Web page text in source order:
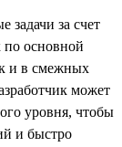
задачи за счет
по основной
и в смежных
может
уровня, чтобы
и быстро